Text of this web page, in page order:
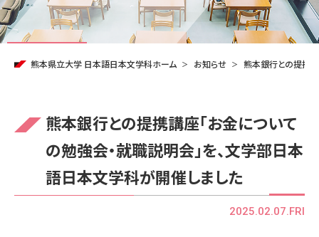
熊本県立大学 日本語日本文学科ホーム お知らせ 熊本銀行との提携講
熊本銀行との提携講座「お金について
の勉強会・就職説明会」を、文学部日本
語日本文学科が開催しました
2025.02.07.FRI